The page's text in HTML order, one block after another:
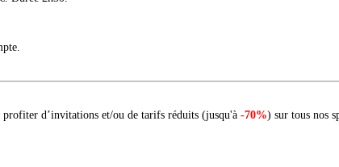
profiter d’invitations et/ou de tarifs réduits (jusqu'à -70%) sur tous nos